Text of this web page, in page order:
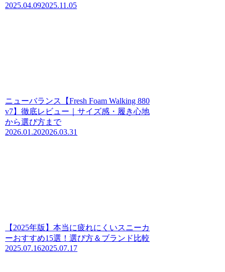
2025.04.092025.11.05
ニューバランス【Fresh Foam Walking 880
v7】徹底レビュー｜サイズ感・履き心地
から選び方まで
2026.01.202026.03.31
【2025年版】本当に疲れにくいスニーカ
ーおすすめ15選！選び方＆ブランド比較
2025.07.162025.07.17